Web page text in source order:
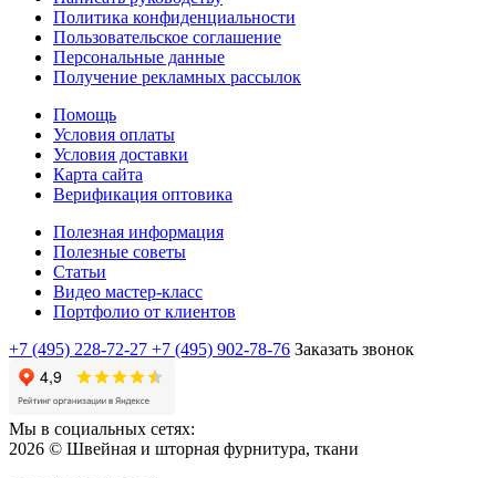
Политика конфиденциальности
Пользовательское соглашение
Персональные данные
Получение рекламных рассылок
Помощь
Условия оплаты
Условия доставки
Карта сайта
Верификация оптовика
Полезная информация
Полезные советы
Статьи
Видео мастер-класс
Портфолио от клиентов
+7 (495) 228-72-27 +7 (495) 902-78-76 Заказать звонок
Мы в социальных сетях:
2026 © Швейная и шторная фурнитура, ткани